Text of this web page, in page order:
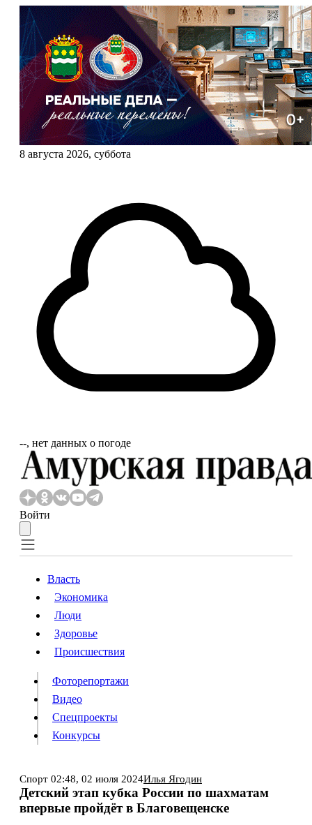
8 августа 2026, суббота
‐‐, нет данных о погоде
Войти
Власть
Происшествия
Видео
Конкурсы
Информация Подписка Все новости
Власть
Экономика
Люди
Здоровье
Происшествия
Фоторепортажи
Видео
Спецпроекты
Конкурсы
Спорт 02:48, 02 июля 2024Илья Ягодин
Детский этап кубка России по шахматам
впервые пройдёт в Благовещенске